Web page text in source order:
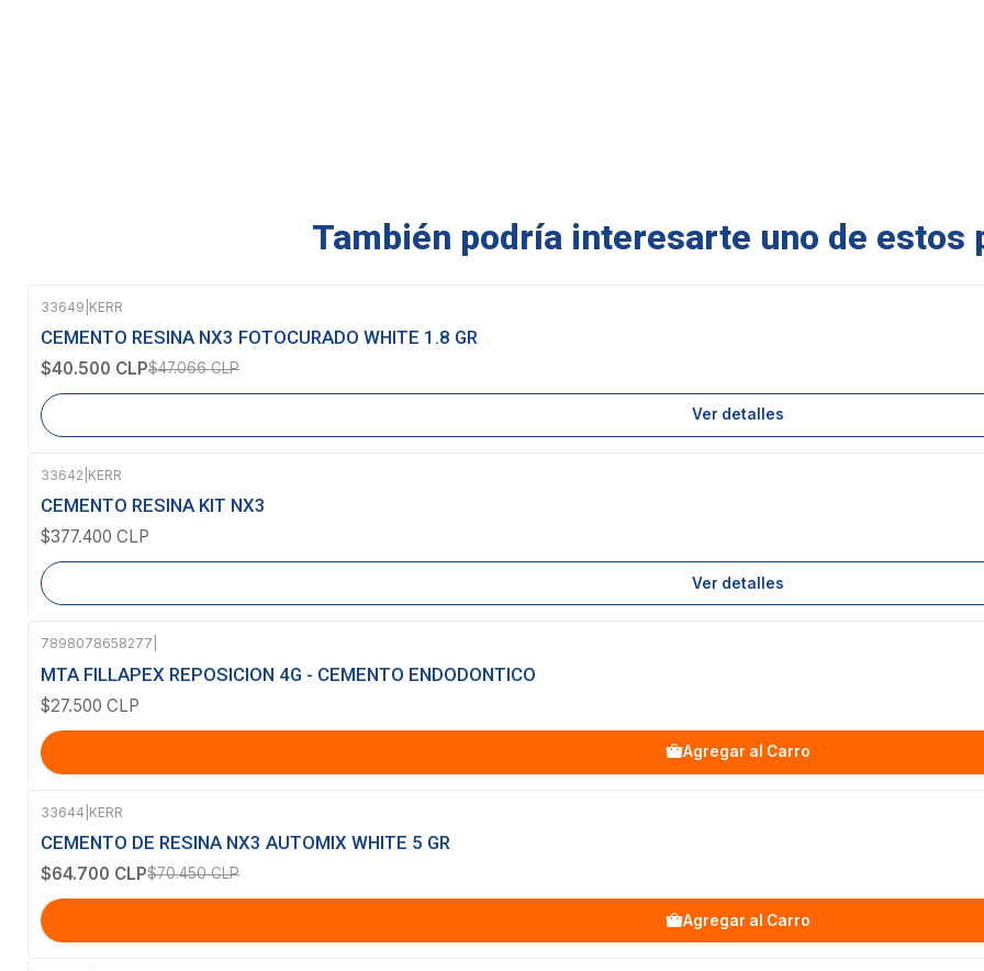
También podría interesarte uno de estos
-14%OFF
Agotado
33649 KERR
CEMENTO RESINA NX3 FOTOCURADO WHITE 1.8 GR
$40.500 CLP$47.066 CLP
Ver detalles
Agotado
33642 KERR
CEMENTO RESINA KIT NX3
$377.400 CLP
Ver detalles
7898078658277
MTA FILLAPEX REPOSICION 4G - CEMENTO ENDODONTICO
$27.500 CLP
Agregar al Carro
-8%OFF
33644 KERR
CEMENTO DE RESINA NX3 AUTOMIX WHITE 5 GR
$64.700 CLP$70.450 CLP
Agregar al Carro